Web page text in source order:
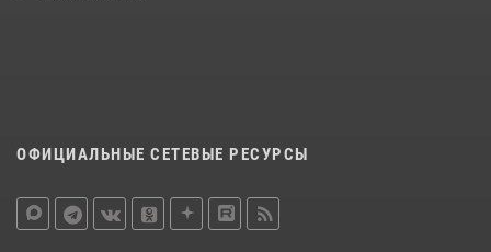
ОФИЦИАЛЬНЫЕ СЕТЕВЫЕ РЕСУРСЫ